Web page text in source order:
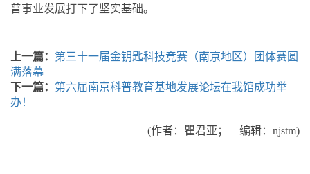
普事业发展打下了坚实基础。
上一篇： 第三十一届金钥匙科技竞赛（南京地区）团体赛圆
满落幕
下一篇： 第六届南京科普教育基地发展论坛在我馆成功举
办！
(作者：瞿君亚； 编辑：njstm)